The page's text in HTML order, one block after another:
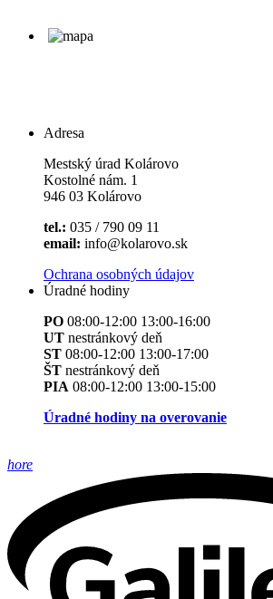
Adresa
Mestský úrad Kolárovo
Kostolné nám. 1
946 03 Kolárovo
tel.: 035 / 790 09 11
email: info@kolarovo.sk
Ochrana osobných údajov
Úradné hodiny
PO 08:00-12:00 13:00-16:00
UT nestránkový deň
ST 08:00-12:00 13:00-17:00
ŠT nestránkový deň
PIA 08:00-12:00 13:00-15:00
Úradné hodiny na overovanie
hore